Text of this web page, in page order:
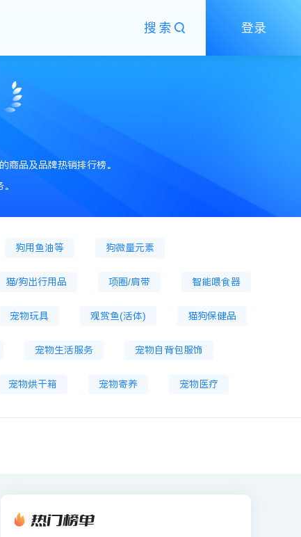
搜索 登录
商品及品牌热销排行榜。
片
狗用鱼油等 狗微量元素
猫/狗出行用品 项圈/肩带 智能喂食器
宠物玩具 观赏鱼(活体) 猫狗保健品
宠物生活服务 宠物自背包服饰
宠物烘干箱 宠物寄养 宠物医疗
热门榜单